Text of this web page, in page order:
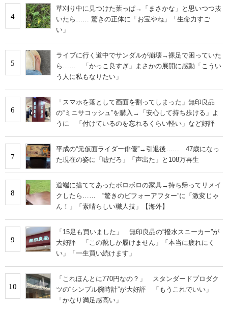
4
草刈り中に見つけた葉っぱ→「まさかな」と思いつつ抜
いたら…… 驚きの正体に「お宝やね」「生命力すご
い」
5
ライブに行く道中でサンダルが崩壊→裸足で困っていた
ら…… 「かっこ良すぎ」まさかの展開に感動「こうい
う人に私もなりたい」
6
「スマホを落として画面を割ってしまった」無印良品
の“ミニサコッシュ”を購入→「安心して持ち歩ける」よ
うに 「付けているのを忘れるくらい軽い」など好評
7
平成の“元仮面ライダー俳優”→引退後…… 47歳になっ
た現在の姿に「嘘だろ」「声出た」と108万再生
8
道端に捨ててあったボロボロの家具→持ち帰ってリメイ
クしたら…… “驚きのビフォーアフター”に「激変じゃ
ん！」「素晴らしい職人技」【海外】
9
「15足も買いました」 無印良品の“撥水スニーカー”が
大好評 「この靴しか履けません」「本当に疲れにく
い」「一生買い続けます」
10
「これほんとに770円なの？」 スタンダードプロダク
ツの“シンプル腕時計”が大好評 「もうこれでいい」
「かなり満足感高い」